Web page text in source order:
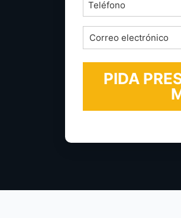
*
Correo
electrónico
*